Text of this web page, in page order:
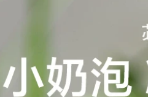
chữa màu sắc mặt
nạ cho mắt thâm
quầng
370,000